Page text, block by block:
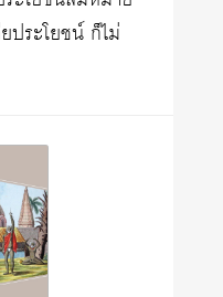
ประโยชน์ ก็ไม่